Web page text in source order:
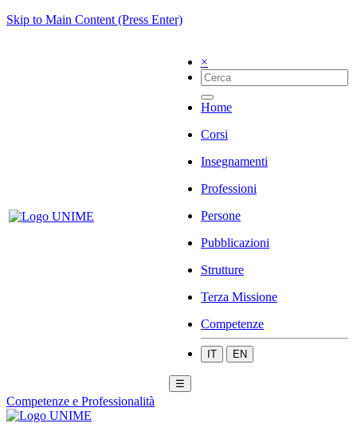
Skip to Main Content (Press Enter)
×
Home
Corsi
Insegnamenti
Professioni
Persone
Pubblicazioni
Strutture
Terza Missione
Competenze
IT EN
☰
Competenze e Professionalità